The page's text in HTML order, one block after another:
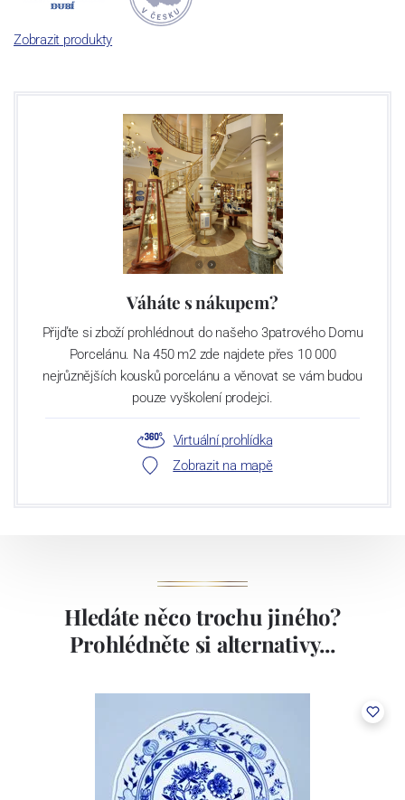
České republiky jako „Český výrobek
Zobrazit produkty
Váháte s nákupem?
Přijďte si zboží prohlédnout do našeho 3patrového Domu
Porcelánu. Na 450 m2 zde najdete přes 10 000
nejrůznějších kousků porcelánu a věnovat se vám budou
pouze vyškolení prodejci.
Virtuální prohlídka
Zobrazit na mapě
Hledáte něco trochu jiného?
Prohlédněte si alternativy...